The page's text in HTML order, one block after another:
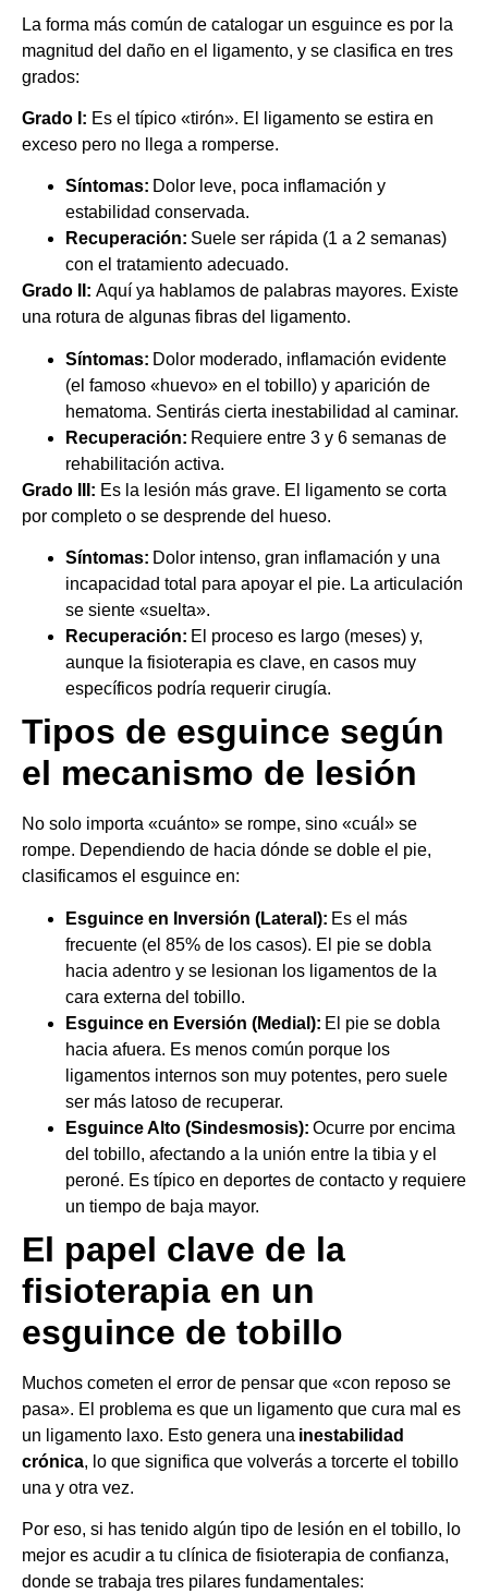
La forma más común de catalogar un esguince es por la
magnitud del daño en el ligamento, y se clasifica en tres
grados:
Grado I: Es el típico «tirón». El ligamento se estira en
exceso pero no llega a romperse.
Síntomas: Dolor leve, poca inflamación y
estabilidad conservada.
Recuperación: Suele ser rápida (1 a 2 semanas)
con el tratamiento adecuado.
Grado II: Aquí ya hablamos de palabras mayores. Existe
una rotura de algunas fibras del ligamento.
Síntomas: Dolor moderado, inflamación evidente
(el famoso «huevo» en el tobillo) y aparición de
hematoma. Sentirás cierta inestabilidad al caminar.
Recuperación: Requiere entre 3 y 6 semanas de
rehabilitación activa.
Grado III: Es la lesión más grave. El ligamento se corta
por completo o se desprende del hueso.
Síntomas: Dolor intenso, gran inflamación y una
incapacidad total para apoyar el pie. La articulación
se siente «suelta».
Recuperación: El proceso es largo (meses) y,
aunque la fisioterapia es clave, en casos muy
específicos podría requerir cirugía.
Tipos de esguince según
el mecanismo de lesión
No solo importa «cuánto» se rompe, sino «cuál» se
rompe. Dependiendo de hacia dónde se doble el pie,
clasificamos el esguince en:
Esguince en Inversión (Lateral): Es el más
frecuente (el 85% de los casos). El pie se dobla
hacia adentro y se lesionan los ligamentos de la
cara externa del tobillo.
Esguince en Eversión (Medial): El pie se dobla
hacia afuera. Es menos común porque los
ligamentos internos son muy potentes, pero suele
ser más latoso de recuperar.
Esguince Alto (Sindesmosis): Ocurre por encima
del tobillo, afectando a la unión entre la tibia y el
peroné. Es típico en deportes de contacto y requiere
un tiempo de baja mayor.
El papel clave de la
fisioterapia en un
esguince de tobillo
Muchos cometen el error de pensar que «con reposo se
pasa». El problema es que un ligamento que cura mal es
un ligamento laxo. Esto genera una inestabilidad
crónica, lo que significa que volverás a torcerte el tobillo
una y otra vez.
Por eso, si has tenido algún tipo de lesión en el tobillo, lo
mejor es acudir a tu clínica de fisioterapia de confianza,
donde se trabaja tres pilares fundamentales: